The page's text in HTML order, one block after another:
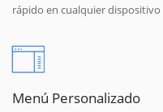
rápido en cualquier
Menú Personalizado